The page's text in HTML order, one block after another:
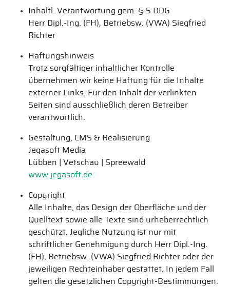
Inhaltl. Verantwortung gem. § 5 DDG
Herr Dipl.-Ing. (FH), Betriebsw. (VWA) Siegfried
Richter
Haftungshinweis
Trotz sorgfältiger inhaltlicher Kontrolle
übernehmen wir keine Haftung für die Inhalte
externer Links. Für den Inhalt der verlinkten
Seiten sind ausschließlich deren Betreiber
verantwortlich.
Gestaltung, CMS & Realisierung
Jegasoft Media
Lübben | Vetschau | Spreewald
www.jegasoft.de
Copyright
Alle Inhalte, das Design der Oberfläche und der
Quelltext sowie alle Texte sind urheberrechtlich
geschützt. Jegliche Nutzung ist nur mit
schriftlicher Genehmigung durch Herr Dipl.-Ing.
(FH), Betriebsw. (VWA) Siegfried Richter oder der
jeweiligen Rechteinhaber gestattet. In jedem Fall
gelten die gesetzlichen Copyright-Bestimmungen.